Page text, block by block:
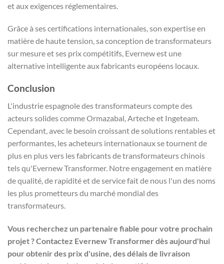
et aux exigences réglementaires.
Grâce à ses certifications internationales, son expertise en
matière de haute tension, sa conception de transformateurs
sur mesure et ses prix compétitifs, Evernew est une
alternative intelligente aux fabricants européens locaux.
Conclusion
L'industrie espagnole des transformateurs compte des
acteurs solides comme Ormazabal, Arteche et Ingeteam.
Cependant, avec le besoin croissant de solutions rentables et
performantes, les acheteurs internationaux se tournent de
plus en plus vers les fabricants de transformateurs chinois
tels qu'Evernew Transformer. Notre engagement en matière
de qualité, de rapidité et de service fait de nous l'un des noms
les plus prometteurs du marché mondial des
transformateurs.
Vous recherchez un partenaire fiable pour votre prochain
projet ? Contactez Evernew Transformer dès aujourd'hui
pour obtenir des prix d'usine, des délais de livraison